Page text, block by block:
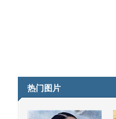
热门图片